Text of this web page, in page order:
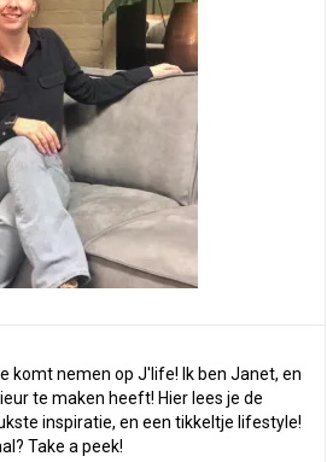
komt nemen op J'life! Ik ben Janet, en
te maken heeft! Hier lees je de
inspiratie, en een tikkeltje lifestyle!
Take a peek!